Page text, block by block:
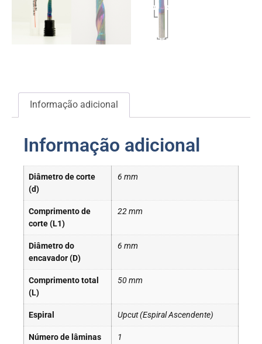
Informação adicional
Informação adicional
Diâmetro de corte
(d)
6 mm
Comprimento de
corte (L1)
22 mm
Diâmetro do
encavador (D)
6 mm
Comprimento total
(L)
50 mm
Espiral Upcut (Espiral Ascendente)
Número de lâminas 1